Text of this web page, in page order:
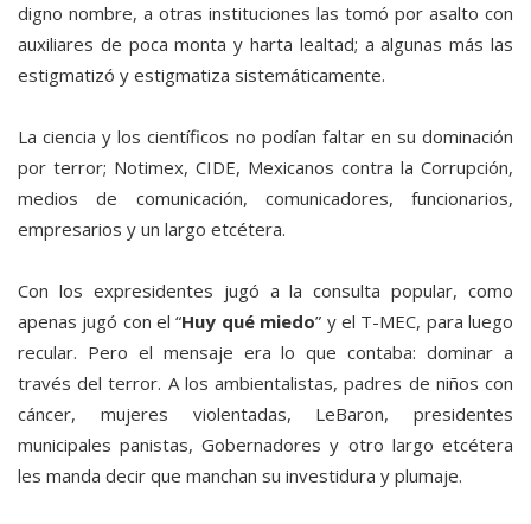
digno nombre, a otras instituciones las tomó por asalto con
auxiliares de poca monta y harta lealtad; a algunas más las
estigmatizó y estigmatiza sistemáticamente.
La ciencia y los científicos no podían faltar en su dominación
por terror; Notimex, CIDE, Mexicanos contra la Corrupción,
medios de comunicación, comunicadores, funcionarios,
empresarios y un largo etcétera.
Con los expresidentes jugó a la consulta popular, como
apenas jugó con el “Huy qué miedo” y el T-MEC, para luego
recular. Pero el mensaje era lo que contaba: dominar a
través del terror. A los ambientalistas, padres de niños con
cáncer, mujeres violentadas, LeBaron, presidentes
municipales panistas, Gobernadores y otro largo etcétera
les manda decir que manchan su investidura y plumaje.